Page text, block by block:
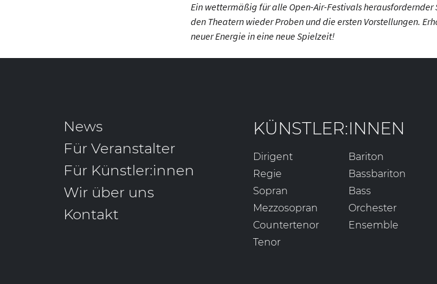
Ein wettermäßig für alle Open-Air-Festivals herausfordernder
den Theatern wieder Proben und die ersten Vorstellungen.
neuer Energie in eine neue Spielzeit!
KÜNSTLER:INNEN
Dirigent
Regie
Sopran
Mezzosopran
Countertenor
Tenor
Bariton
Bassbariton
Bass
Orchester
Ensemble
News
Für Veranstalter
Für Künstler:innen
Wir über uns
Kontakt